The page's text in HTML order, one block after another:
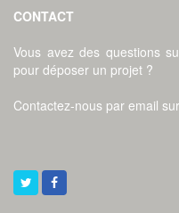
CONTACT
Vous avez des questions
pour déposer un projet ?
Contactez-nous par email